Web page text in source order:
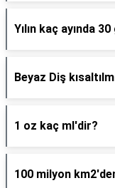
Yılın kaç ayında
Beyaz Diş
1 oz kaç ml'dir?
100 milyon